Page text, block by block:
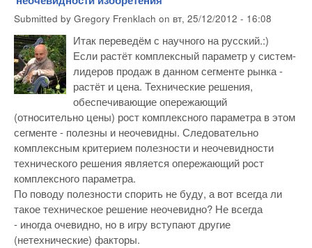
Submitted by Gregory Frenklach on вт, 25/12/2012 - 16:08
Итак переведём с научного на русский.:)
Если растёт комплексный параметр у систем-
лидеров продаж в данном сегменте рынка -
растёт и цена. Технические решения,
обеспечивающие опережающий
(относительно цены) рост комплексного параметра в этом
сегменте - полезны и неочевидны. Следовательно
комплексным критерием полезности и неочевидности
технического решения является опережающий рост
комплексного параметра.
По поводу полезности спорить не буду, а вот всегда ли
такое техническое решение неочевидно? Не всегда
- иногда очевидно, но в игру вступают другие
(нетехнические) факторы.